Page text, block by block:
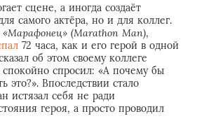
сцене, а иногда создаёт
самого актёра, но и для коллег.
«Марафонец» (Marathon Man),
72 часа, как и его герой в одной
об этом своему коллеге
спросил: «А почему бы
это?». Впоследствии стало
истязал себя не ради
героя, а просто проводил